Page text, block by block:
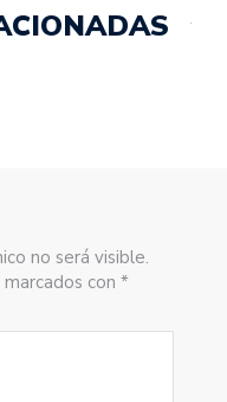
no será visible.
con *